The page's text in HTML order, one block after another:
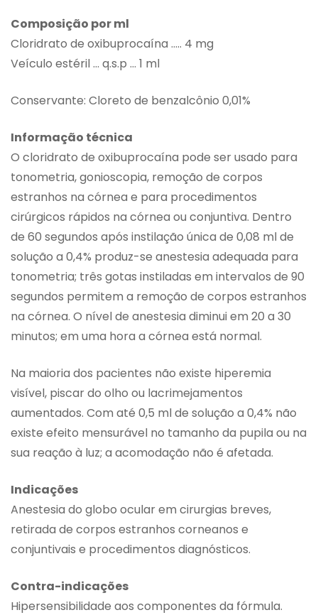
Composição por ml
Cloridrato de oxibuprocaína ….. 4 mg
Veículo estéril … q.s.p … 1 ml
Conservante: Cloreto de benzalcônio 0,01%
Informação técnica
O cloridrato de oxibuprocaína pode ser usado para
tonometria, gonioscopia, remoção de corpos
estranhos na córnea e para procedimentos
cirúrgicos rápidos na córnea ou conjuntiva. Dentro
de 60 segundos após instilação única de 0,08 ml de
solução a 0,4% produz-se anestesia adequada para
tonometria; três gotas instiladas em intervalos de 90
segundos permitem a remoção de corpos estranhos
na córnea. O nível de anestesia diminui em 20 a 30
minutos; em uma hora a córnea está normal.
Na maioria dos pacientes não existe hiperemia
visível, piscar do olho ou lacrimejamentos
aumentados. Com até 0,5 ml de solução a 0,4% não
existe efeito mensurável no tamanho da pupila ou na
sua reação à luz; a acomodação não é afetada.
Indicações
Anestesia do globo ocular em cirurgias breves,
retirada de corpos estranhos corneanos e
conjuntivais e procedimentos diagnósticos.
Contra-indicações
Hipersensibilidade aos componentes da fórmula.